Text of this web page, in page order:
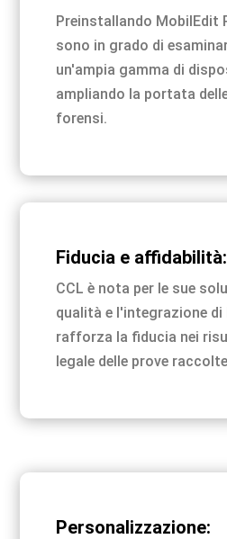
Preinstallando MobilEdit
sono in grado di
un'ampia gamma di
ampliando la portata
forensi.
Fiducia e affidabilità:
CCL è nota per le sue
qualità e l'integrazione di
rafforza la fiducia nei
legale delle prove
Personalizzazione: